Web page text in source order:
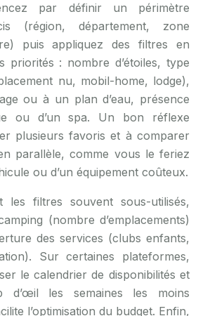
par définir un périmètre
(région, département, zone
puis appliquez des filtres en
priorités : nombre d’étoiles, type
nu, mobil-home, lodge),
ou à un plan d’eau, présence
ou d’un spa. Un bon réflexe
plusieurs favoris et à comparer
parallèle, comme vous le feriez
ou d’un équipement coûteux.
les filtres souvent sous-utilisés,
(nombre d’emplacements)
des services (clubs enfants,
Sur certaines plateformes,
le calendrier de disponibilités et
d’œil les semaines les moins
l’optimisation du budget. Enfin,